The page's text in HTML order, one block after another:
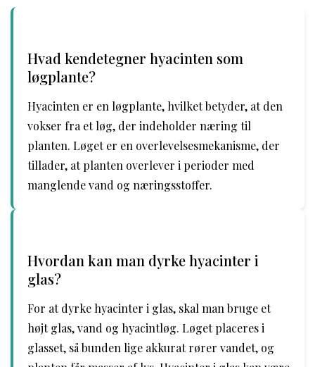
Hvad kendetegner hyacinten som
løgplante?
Hyacinten er en løgplante, hvilket betyder, at den
vokser fra et løg, der indeholder næring til
planten. Løget er en overlevelsesmekanisme, der
tillader, at planten overlever i perioder med
manglende vand og næringsstoffer.
Hvordan kan man dyrke hyacinter i
glas?
For at dyrke hyacinter i glas, skal man bruge et
højt glas, vand og hyacintløg. Løget placeres i
glasset, så bunden lige akkurat rører vandet, og